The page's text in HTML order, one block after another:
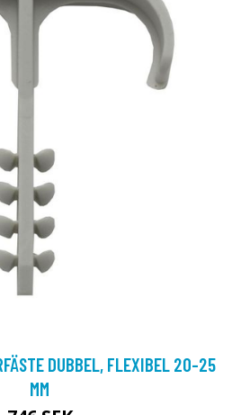
DUBBEL, FLEXIBEL 20-25
MM